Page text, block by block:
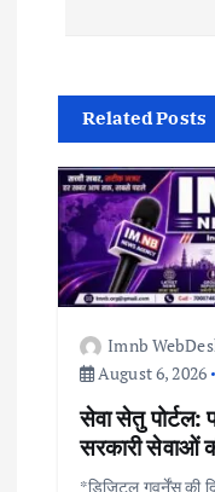
a
t
o
Related Posts
Imnb
August 6, 2026
सेवा सेतु पोर्टल:
सरकारी सेवाओं
*डिजिटल गवर्नेंस की